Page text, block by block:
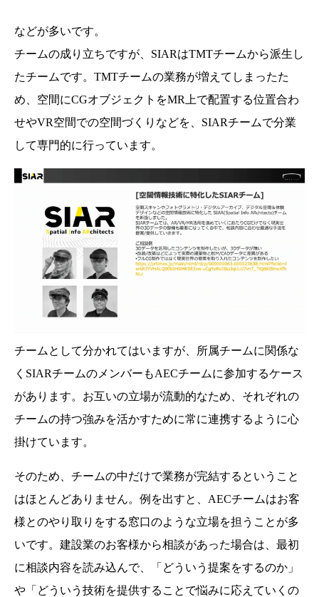
などが多いです。
チームの成り立ちですが、SIARはTMTチームから派生し
たチームです。TMTチームの業務が増えてしまったた
め、空間にCGオブジェクトをMR上で配置する位置合わ
せやVR空間での空間づくりなどを、SIARチームで分業
して専門的に行っています。
チームとして分かれてはいますが、所属チームに関係な
くSIARチームのメンバーもAECチームに参加するケース
があります。お互いの立場が流動的なため、それぞれの
チームの持つ強みを活かすために常に連携するように心
掛けています。
そのため、チームの中だけで業務が完結するということ
はほとんどありません。例を出すと、AECチームはお客
様とのやり取りをする窓口のような立場を担うことが多
いです。建設業のお客様から相談があった場合は、最初
に相談内容を読み込んで、「どういう提案をするのか」
や「どういう技術を提供することで悩みに応えていくの